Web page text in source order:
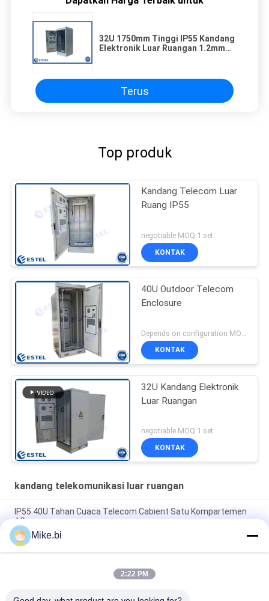
32U 1750mm Tinggi IP55 Kandang
Elektronik Luar Ruangan 1.2mm
Terus
Top produk
Kandang Telecom Luar
Ruang IP55
negotiable MOQ:1 set
KONTAK
40U Outdoor Telecom
Enclosure
KONTAK
32U Kandang Elektronik
Luar Ruangan
negotiable MOQ:1 set
KONTAK
kandang telekomunikasi luar ruangan
IP55 40U Tahan Cuaca Telecom Cabient Satu Kompartemen
AC
1000mm 16U Luar Telecom Enclosure Kotak Elektronik Tahan
Cuaca
IP55 DDF Kabinet Listrik Luar Ruangan Tahan Cuaca 1500W
Mike.bi
2:22 PM